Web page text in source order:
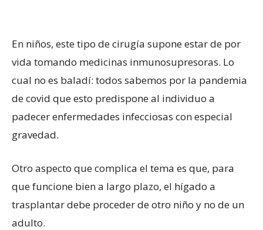
En niños, este tipo de cirugía supone estar de por
vida tomando medicinas inmunosupresoras. Lo
cual no es baladí: todos sabemos por la pandemia
de covid que esto predispone al individuo a
padecer enfermedades infecciosas con especial
gravedad.
Otro aspecto que complica el tema es que, para
que funcione bien a largo plazo, el hígado a
trasplantar debe proceder de otro niño y no de un
adulto.